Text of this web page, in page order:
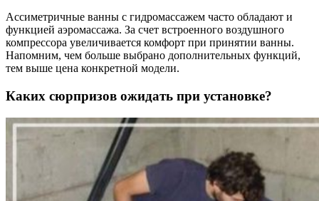
Ассиметричные ванны с гидромассажем часто обладают и
функцией аэромассажа. За счет встроенного воздушного
компрессора увеличивается комфорт при принятии ванны.
Напомним, чем больше выбрано дополнительных функций,
тем выше цена конкретной модели.
Каких сюрпризов ожидать при установке?